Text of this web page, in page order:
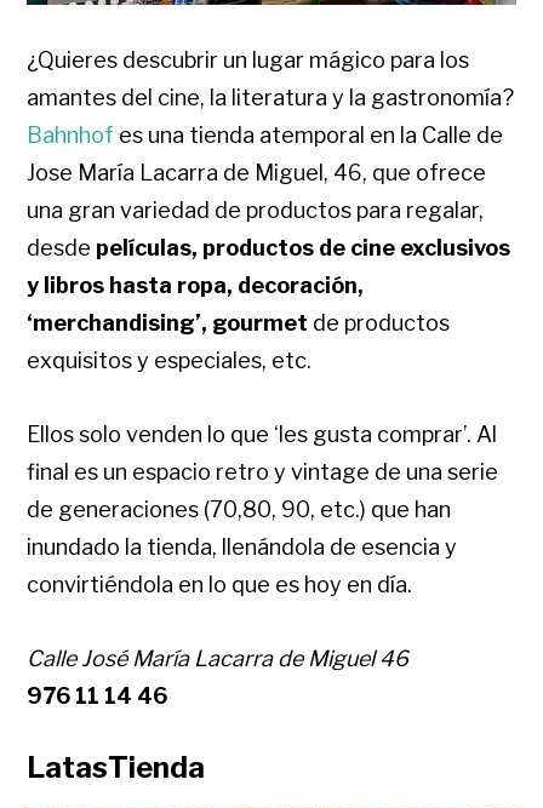
¿Quieres descubrir un lugar mágico para los
amantes del cine, la literatura y la gastronomía?
Bahnhof es una tienda atemporal en la Calle de
Jose María Lacarra de Miguel, 46, que ofrece
una gran variedad de productos para regalar,
desde películas, productos de cine exclusivos
y libros hasta ropa, decoración,
‘merchandising’, gourmet de productos
exquisitos y especiales, etc.
Ellos solo venden lo que ‘les gusta comprar’. Al
final es un espacio retro y vintage de una serie
de generaciones (70,80, 90, etc.) que han
inundado la tienda, llenándola de esencia y
convirtiéndola en lo que es hoy en día.
Calle José María Lacarra de Miguel 46
976 11 14 46
LatasTienda